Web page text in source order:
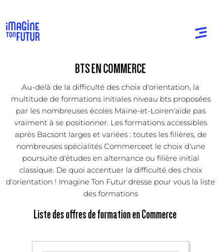
BTS EN COMMERCE
Au-delà de la difficulté des choix d'orientation, la
multitude de formations initiales niveau bts proposées
par les nombreuses écoles Maine-et-Loiren'aide pas
vraiment à se positionner. Les formations accessibles
après Bacsont larges et variées : toutes les filières, de
nombreuses spécialités Commerceet le choix d'une
poursuite d'études en alternance ou filière initial
classique. De quoi accentuer la difficulté des choix
d'orientation ! Imagine Ton Futur dresse pour vous la liste
des formations
Liste des offres de formation en Commerce